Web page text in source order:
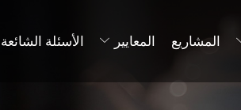
المشاريع المعايير الأسئلة الشائعة